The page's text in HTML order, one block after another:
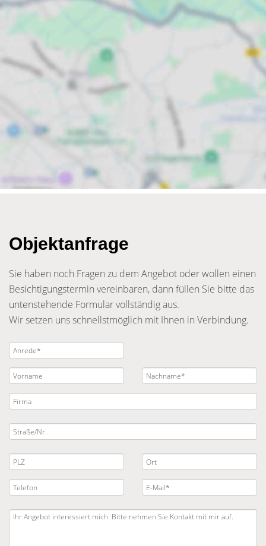
Objektanfrage
Sie haben noch Fragen zu dem Angebot oder wollen einen
Besichtigungstermin vereinbaren, dann füllen Sie bitte das
untenstehende Formular vollständig aus.
Wir setzen uns schnellstmöglich mit Ihnen in Verbindung.